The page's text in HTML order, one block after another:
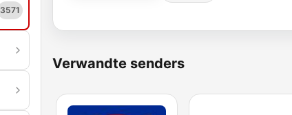
3571
Verwandte senders